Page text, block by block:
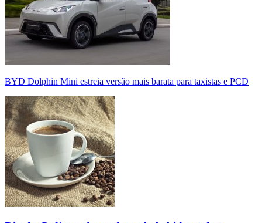
BYD Dolphin Mini estreia versão mais barata para taxistas e PCD